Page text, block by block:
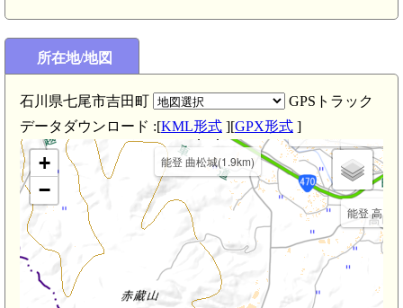
所在地/地図
石川県七尾市吉田町
GPSトラック
データダウンロード :[KML形式 ][GPX形式 ]
能登 曲松城(1.9km)
能登 高田
能登 田鶴浜館(2.5km)
+
−